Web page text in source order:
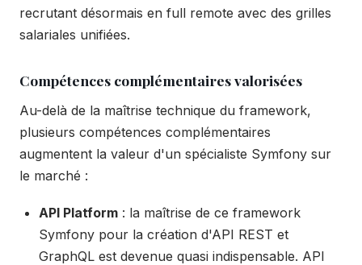
recrutant désormais en full remote avec des grilles
salariales unifiées.
Compétences complémentaires valorisées
Au-delà de la maîtrise technique du framework,
plusieurs compétences complémentaires
augmentent la valeur d'un spécialiste Symfony sur
le marché :
API Platform : la maîtrise de ce framework
Symfony pour la création d'API REST et
GraphQL est devenue quasi indispensable. API